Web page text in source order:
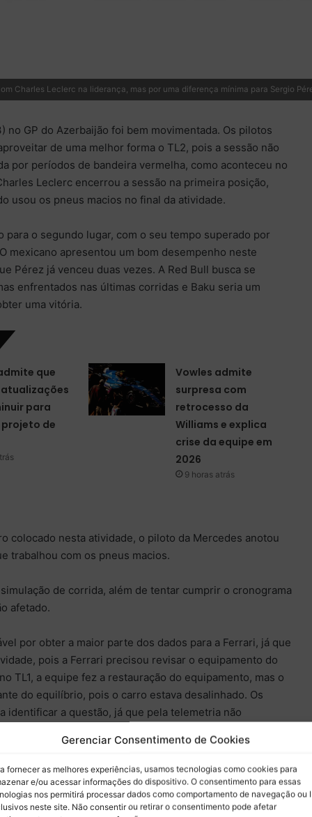
Gerenciar Consentimento de Cookies
fornecer as melhores experiências, usamos tecnologias como cookies para
e/ou acessar informações do dispositivo. O consentimento para essas
nos permitirá processar dados como comportamento de navegação ou
neste site. Não consentir ou retirar o consentimento pode afetar
Charles Leclerc na liderança, mas por uma diferença mínima para Sergio
no GP do Azerbaijão foi bem movimentada. Os pilotos
de uma melhor forma o TL2, pois a sessão não
por períodos de bandeira vermelha, como aconteceu no
Leclerc encerrou a sessão na primeira posição,
usou os pneus macios no final da atividade.
para o segundo lugar, com o seu tempo superado por
mexicano apresentou um bom desempenho neste
Pérez já venceu duas vezes. A Red Bull busca se
enfrentados nas últimas corridas e Baku seria um
uma vitória.
que
para
de
Vowles admite
surpresa com
retrocesso da
Williams e explica
crise da equipe em
2026
9 horas atrás
colocado nesta atividade, o piloto da Mercedes anotou
trabalhou com os pneus macios.
de corrida, além de tentar cumprir o cronograma
afetado.
por obter a maior parte dos dados para a Ferrari, já que
pois a Ferrari precisou revisar o equipamento do
TL1, a equipe fez a restauração do equipamento, mas o
do equilíbrio, pois o carro estava desalinhado. Os
identificar a questão, já que pela telemetria não
ocupando o quinto lugar. Max Verstappen foi
seguido por Lance Stroll. Nico Hülkenberg ficou com
Russell e Oliver Bearman completaram o Top-10.